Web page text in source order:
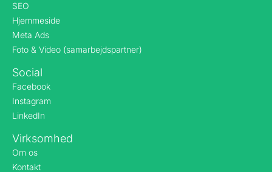
SEO
Hjemmeside
Meta Ads
Foto & Video (samarbejdspartner)
Social
Facebook
Instagram
LinkedIn
Virksomhed
Om os
Kontakt